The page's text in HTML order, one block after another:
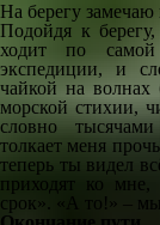
На берегу
Подойдя к
ходит по
экспедиции, и
чайкой на волнах
морской стихии,
словно
толкает меня
теперь ты видел
приходят ко
срок». «А то!» –